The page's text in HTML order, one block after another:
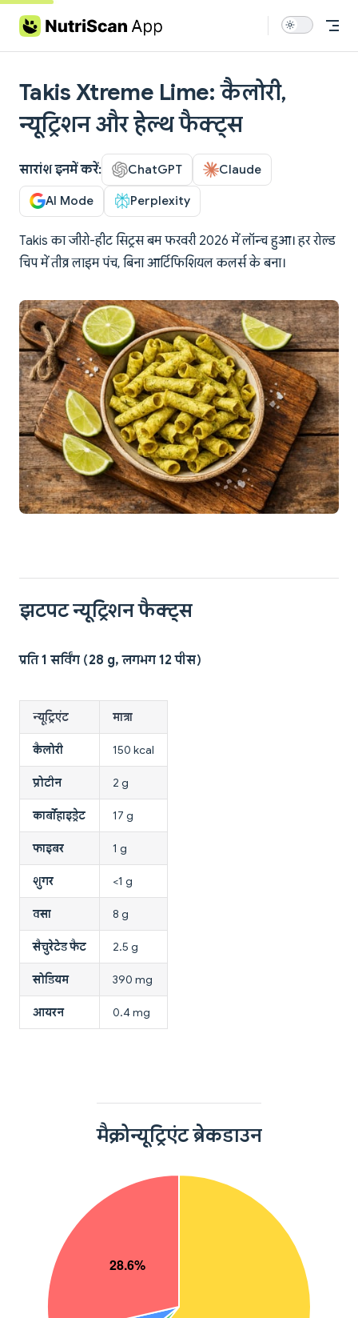
Skip to content
Takis Xtreme Lime: कैलोरी,
न्यूट्रिशन और हेल्थ फैक्ट्स
सारांश इनमें करें: ChatGPT Claude
AI Mode Perplexity
Takis का जीरो-हीट सिट्रस बम फरवरी 2026 में लॉन्च हुआ। हर रोल्ड
चिप में तीव्र लाइम पंच, बिना आर्टिफिशियल कलर्स के बना।
झटपट न्यूट्रिशन फैक्ट्स
प्रति 1 सर्विंग (28 g, लगभग 12 पीस)
न्यूट्रिएंट मात्रा
कैलोरी 150 kcal
प्रोटीन 2 g
कार्बोहाइड्रेट 17 g
फाइबर 1 g
शुगर <1 g
वसा 8 g
सैचुरेटेड फैट 2.5 g
सोडियम 390 mg
आयरन 0.4 mg
मैक्रोन्यूट्रिएंट ब्रेकडाउन